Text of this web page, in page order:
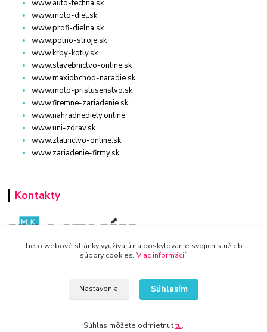
www.auto-techna.sk
www.moto-diel.sk
www.profi-dielna.sk
www.polno-stroje.sk
www.krby-kotly.sk
www.stavebnictvo-online.sk
www.maxiobchod-naradie.sk
www.moto-prislusenstvo.sk
www.firemne-zariadenie.sk
www.nahradnediely.online
www.uni-zdrav.sk
www.zlatnictvo-online.sk
www.zariadenie-firmy.sk
Kontakty
info@krby-kotly.sk
Tieto webové stránky využívajú na poskytovanie svojich služieb
súbory cookies. Viac informácií.
Nastavenia Súhlasím
Súhlas môžete odmietnuťtu.